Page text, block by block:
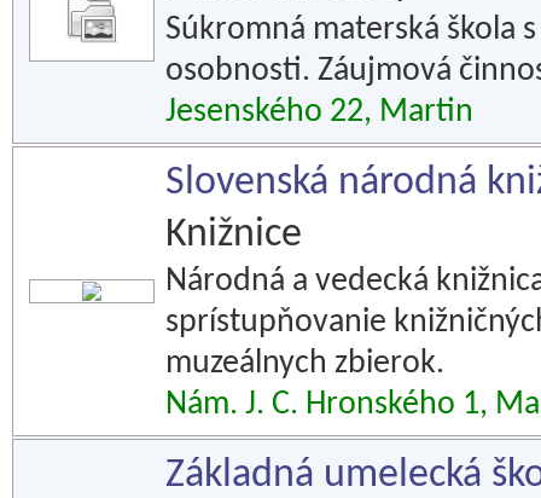
Súkromná materská škola
osobnosti. Záujmová
Jesenského 22, Martin
Slovenská národná
Knižnice
Národná a vedecká
sprístupňovanie
muzeálnych zbierok.
Nám. J. C. Hronského 1,
Základná umelecká